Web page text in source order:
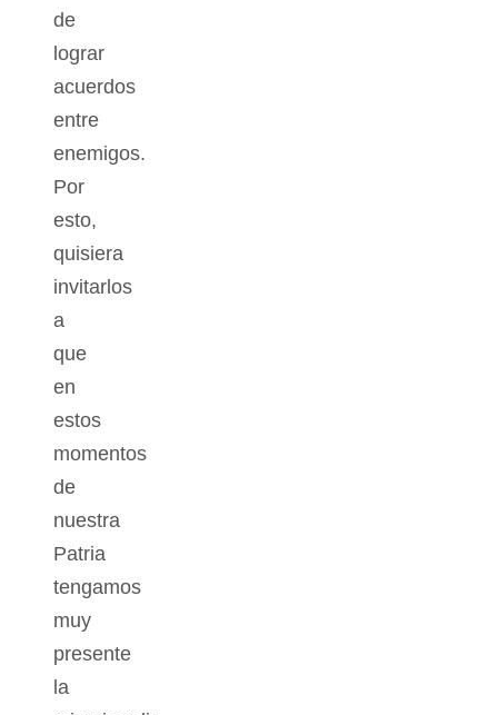
de
lograr
acuerdos
entre
enemigos.
Por
esto,
quisiera
invitarlos
a
que
en
estos
momentos
de
nuestra
Patria
tengamos
muy
presente
la